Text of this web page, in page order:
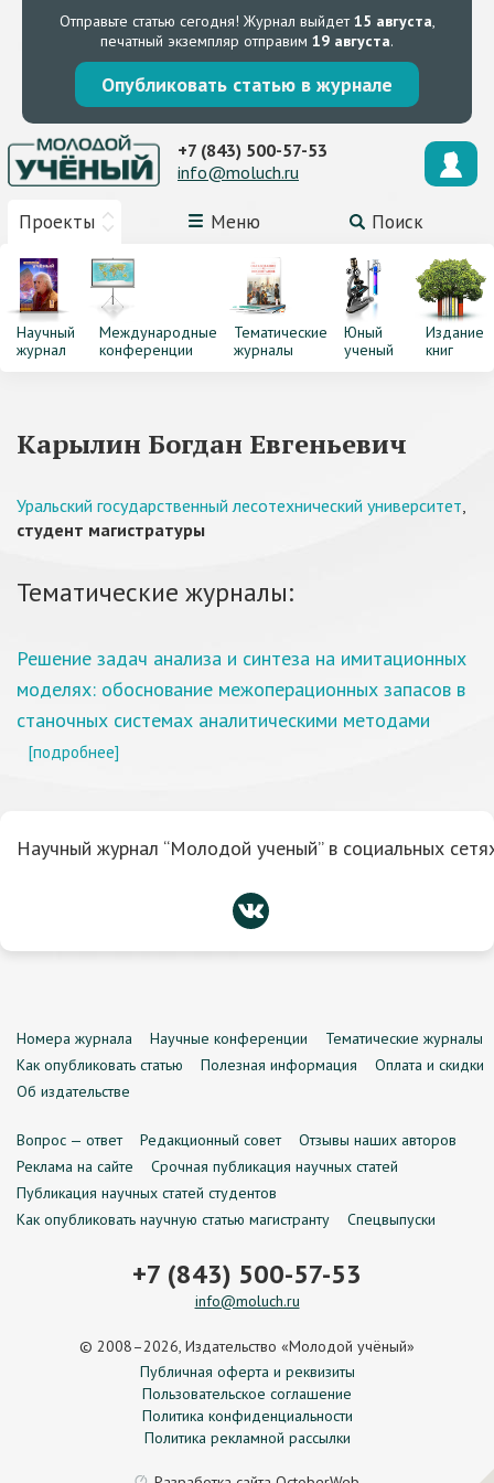
Отправьте статью сегодня! Журнал выйдет15 августа,
печатный экземпляр отправим 19 августа.
Опубликовать статью в журнале
Проекты Меню Поиск
+7 (843) 500-57-53
info@moluch.ru
Научный
журнал
Международные
конференции
Тематические
журналы
Юный
ученый
Издание
книг
Карылин Богдан Евгеньевич
Уральский государственный лесотехнический университет,
студент магистратуры
Тематические журналы:
Решение задач анализа и синтеза на имитационных
моделях: обоснование межоперационных запасов в
станочных системах аналитическими методами
[подробнее]
Научный журнал “Молодой ученый” в социальных
Номера журнала Научные конференции
Тематические журналы
Как опубликовать статью
Полезная информация
Оплата и скидки
Об издательстве
Вопрос — ответ Редакционный совет
Отзывы наших авторов
Реклама на сайте
Срочная публикация научных статей
Публикация научных статей студентов
Как опубликовать научную статью магистранту
Спецвыпуски
+7 (843) 500-57-53
info@moluch.ru
© 2008–2026, Издательство «Молодой учёный»
Публичная оферта и реквизиты
Пользовательское соглашение
Политика конфиденциальности
Политика рекламной рассылки